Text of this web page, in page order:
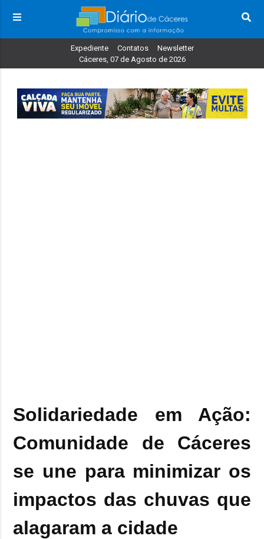
Expediente Contatos
Newsletter
Cáceres, 07 de Agosto de 2026
Solidariedade em Ação:
Comunidade de Cáceres
se une para minimizar os
impactos das chuvas que
alagaram a cidade